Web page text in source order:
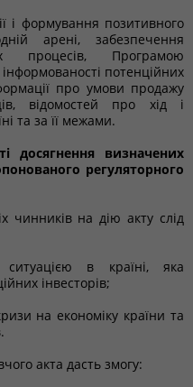
і формування позитивного
арені, забезпечення
процесів, Програмою
потенційних
про умови продажу
відомостей про хід і
та за її межами.
досягнення визначених
регуляторного
чинників на дію акту слід
в країні, яка
інвесторів;
на економіку країни та
акта дасть змогу: